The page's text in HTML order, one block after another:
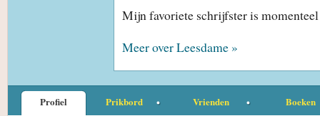
Mijn favoriete schrijfster is
Meer over Leesdame »
Profiel Prikbord Vrienden Boeken